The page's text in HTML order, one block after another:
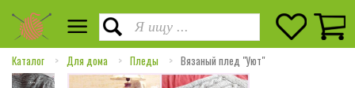
Каталог Для дома Пледы Вязаный плед "Уют"